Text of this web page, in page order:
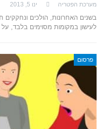
מערכת הפטריה ינו 5, 2013
בשנים האחרונות, הולכים
לעישון במקומות מסוימים בלבד,
פרסום